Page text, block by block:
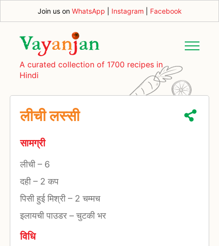
Join us on WhatsApp Instagram Facebook
A curated collection of 1700 recipes in
Hindi
लीची लस्सी
सामग्री
लीची– 6
दही– 2 कप
पिसी हुई मिश्री– 2 चम्मच
इलायची पाउडर –चुटकी भर
विधि